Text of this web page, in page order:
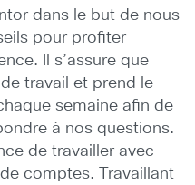
dans le but de nous
pour profiter
Il s’assure que
travail et prend le
semaine afin de
à nos questions.
de travailler avec
comptes. Travaillant